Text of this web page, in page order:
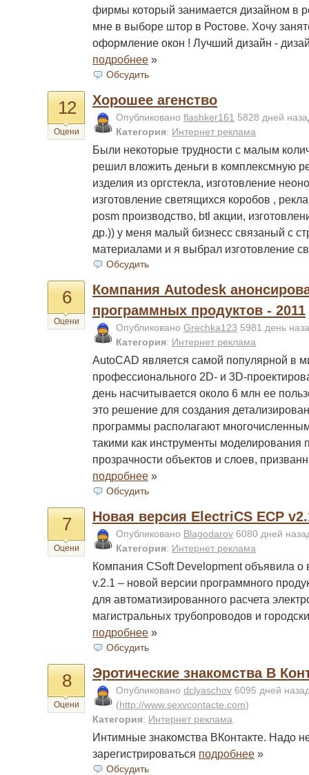
фирмы который занимается дизайном в
мне в выборе штор в Ростове. Хочу
оформление окон ! Лучший дизайн -
подробнее »
Обсудить
12
Оцени
Хорошее агенство
Опубликовано flashker161 5828 дней
Категория: Интернет реклама
Были некоторые трудности с малым
решил вложить деньги в комплексмную
изделия из оргстекла, изготовление
изготовление светящихся коробов ,
posm производство, btl акции,
др.)) у меня малый бизнесс связаный с
материалами и я выбрал изготовление
Обсудить
6
Оцени
Компания Autodesk
программных продуктов - 2011
Опубликовано Grechka123 5981 день
Категория: Интернет реклама
AutoCAD является самой популярной в
профессионального 2D- и 3D-
день насчитывается около 6 млн ее
это решение для создания
программы располагают
такими как инструменты моделирования
прозрачности объектов и слоев,
подробнее »
Обсудить
7
Оцени
Новая версия ElectriCS ECP
Опубликовано Blagodarov 6080 дней
Категория: Интернет реклама
Компания CSoft Development объявила
v.2.1 – новой версии программного
для автоматизированного расчета
магистральных трубопроводов и
подробнее »
Обсудить
8
Оцени
Эротические знакомства В
Опубликовано dclyaschov 6095 дней
(http://www.sexvcontacte.com)
Категория: Интернет реклама
Интимные знакомства ВКонтакте. Надо
зарегистрироваться подробнее »
Обсудить